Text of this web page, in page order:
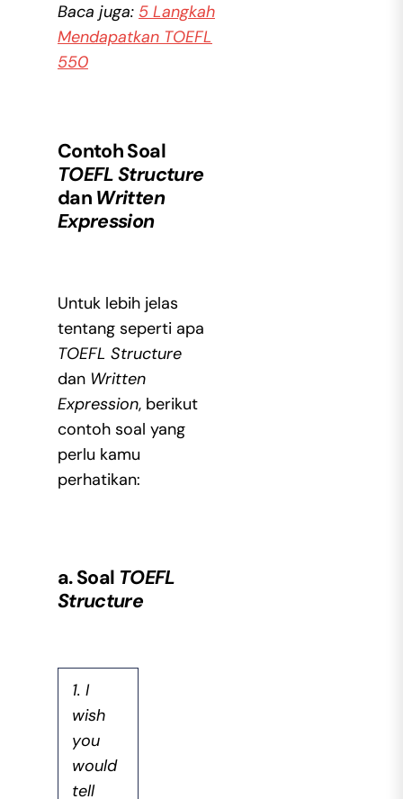
Baca juga: 5 Langkah
Mendapatkan TOEFL
550
Contoh Soal
TOEFL Structure
dan Written
Expression
Untuk lebih jelas
tentang seperti apa
TOEFL Structure
danWritten
Expression, berikut
contoh soal yang
perlu kamu
perhatikan:
a. Soal TOEFL
Structure
1. I
wish
you
would
tell